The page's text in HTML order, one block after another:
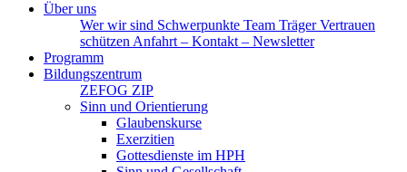
Über uns
Wer wir sind Schwerpunkte Team TrägerVertrauen
schützen Anfahrt – Kontakt – Newsletter
Programm
Bildungszentrum
ZEFOG ZIP
Sinn und Orientierung
Glaubenskurse
Exerzitien
Gottesdienste im HPH